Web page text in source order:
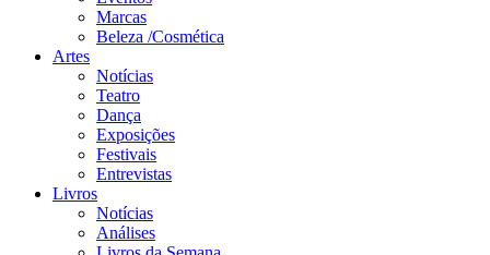
Marcas
Beleza /Cosmética
Artes
Notícias
Teatro
Dança
Exposições
Festivais
Entrevistas
Livros
Notícias
Análises